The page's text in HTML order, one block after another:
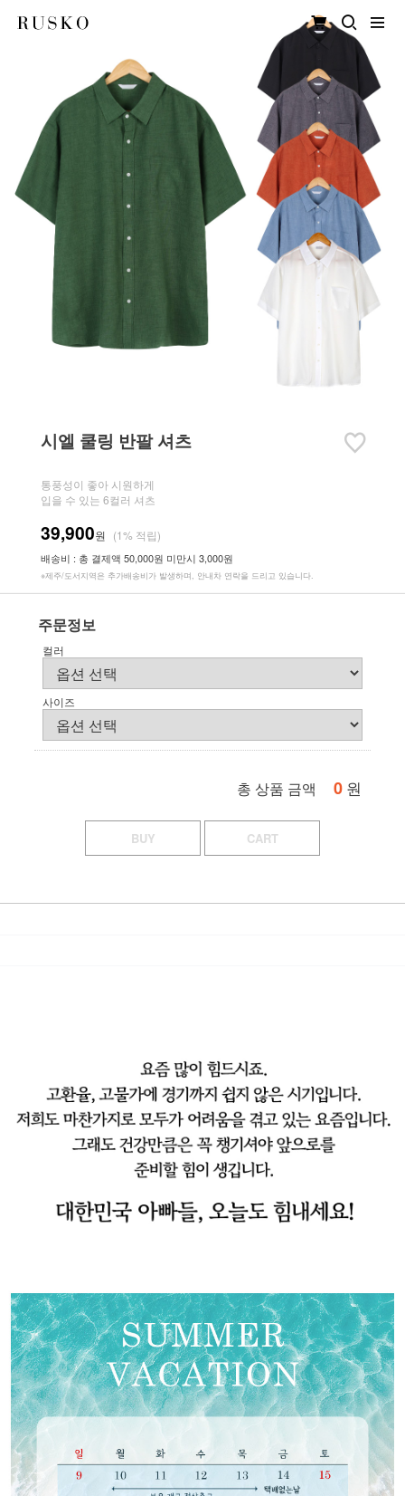
시엘 쿨링 반팔 셔츠
통풍성이 좋아 시원하게
입을 수 있는 6컬러 셔츠
39,900원 (1% 적립)
배송비 : 총 결제액 50,000원 미만시 3,000원
※제주/도서지역은 추가배송비가 발생하며, 안내차 연락을 드리고 있습니다.
주문정보
컬러
사이즈
총 상품 금액 0 원
BUY CART